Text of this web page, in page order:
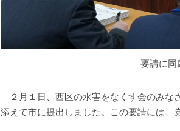
要請に同
２月１日、西区の水害をなくす会のみな
添えて市に提出しました。この要請には、